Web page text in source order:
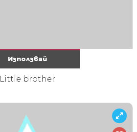
Използвай
Little brother